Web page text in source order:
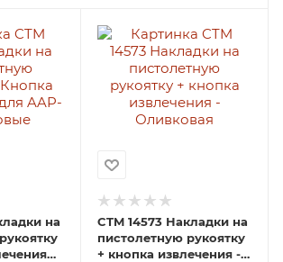
на
CTM 14573 Накладки на
пистолетную рукоятку
+ кнопка извлечения -